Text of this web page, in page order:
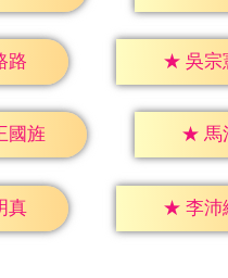
路 ★ 吳宗
國旌 ★ 馬
真 ★ 李沛